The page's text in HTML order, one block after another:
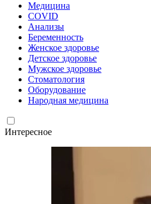
Медицина
COVID
Анализы
Беременность
Женское здоровье
Детское здоровье
Мужское здоровье
Стоматология
Оборудование
Народная медицина
Интересное